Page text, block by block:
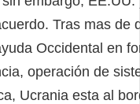
Tras mas de
Occidental en
operación de
Ucrania esta al